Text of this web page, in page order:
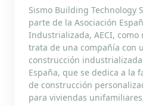
Sismo Building Technology
parte de la Asociación
Industrializada, AECI, como
trata de una compañía con
construcción
España, que se dedica a la
de construcción
para viviendas